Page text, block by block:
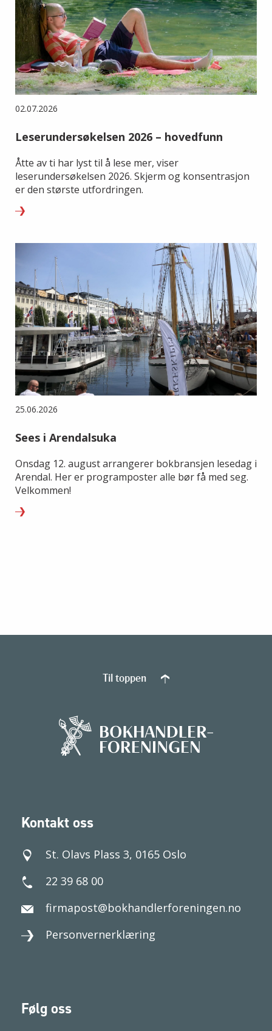
02.07.2026
Leserundersøkelsen 2026 – hovedfunn
Åtte av ti har lyst til å lese mer, viser
leserundersøkelsen 2026. Skjerm og konsentrasjon
er den største utfordringen.
25.06.2026
Sees i Arendalsuka
Onsdag 12. august arrangerer bokbransjen lesedag i
Arendal. Her er programposter alle bør få med seg.
Velkommen!
Kontakt oss
St. Olavs Plass 3, 0165 Oslo
22 39 68 00
firmapost@bokhandlerforeningen.no
Personvernerklæring
Følg oss
Til toppen